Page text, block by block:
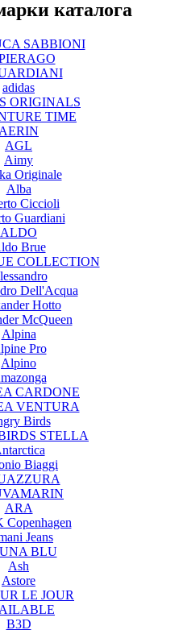
каталога
SABBIONI
adidas
ORIGINALS
TIME
AERIN
AGL
Aimy
Originale
Alba
Ciccioli
Guardiani
ALDO
Brue
COLLECTION
Dell'Acqua
Hotto
McQueen
Alpina
Pro
Alpino
CARDONE
VENTURA
Birds
STELLA
Biaggi
ARA
Jeans
BLU
Ash
Astore
LE JOUR
B3D